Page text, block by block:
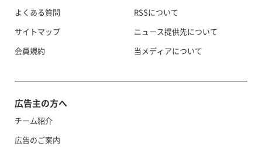
よくある質問
サイトマップ
会員規約
RSSについて
ニュース提供先について
当メディアについて
広告主の方へ
チーム紹介
広告のご案内